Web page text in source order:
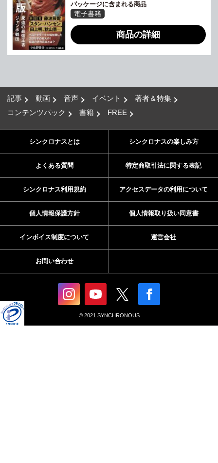
パッケージに含まれる商品
電子書籍
商品の詳細
記事 動画 音声 イベント
著者＆特集
コンテンツパック
書籍 FREE
シンクロナスとは シンクロナスの楽しみ方
よくある質問 特定商取引法に関する表記
シンクロナス利用規約 アクセスデータの利用について
個人情報保護方針 個人情報取り扱い同意書
インボイス制度について 運営会社
お問い合わせ
© 2021 SYNCHRONOUS